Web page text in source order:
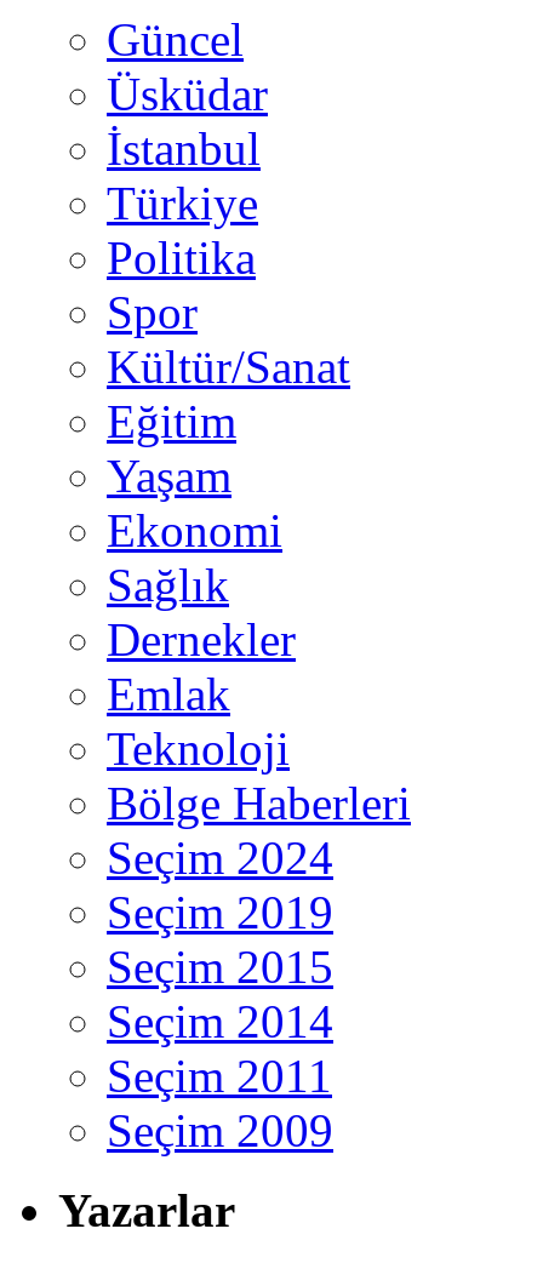
Güncel
Üsküdar
İstanbul
Türkiye
Politika
Spor
Kültür/Sanat
Eğitim
Yaşam
Ekonomi
Sağlık
Dernekler
Emlak
Teknoloji
Bölge Haberleri
Seçim 2024
Seçim 2019
Seçim 2015
Seçim 2014
Seçim 2011
Seçim 2009
Yazarlar